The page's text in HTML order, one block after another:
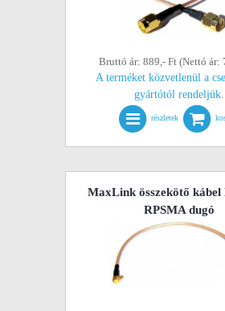
Bruttó ár: 889,- Ft (Nettó ár:
A terméket közvetlenül a
gyártótól rendeljük.
részletek
MaxLink összekötő
RPSMA dugó